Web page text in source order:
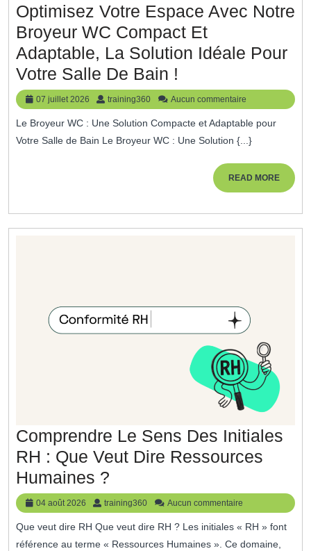
Optimisez Votre Espace Avec Notre
Broyeur WC Compact Et
Adaptable, La Solution Idéale Pour
Votre Salle De Bain !
Votre
Espace
Avec
Broyeur
Compact
Solution
Pour
Votre
Salle
Bain
!
07 juillet 2026
07
juillet
2026
training360 training360
Aucun commentaire
Le Broyeur WC : Une Solution Compacte et Adaptable pour
Votre Salle de Bain Le Broyeur WC : Une Solution {...}
READ MOREREAD
MORE
Comprendre Le Sens Des Initiales
RH : Que Veut Dire Ressources
Humaines ?
Le
Sens
Des
04 août 2026
04
août
2026
training360 training360
Aucun commentaire
Que veut dire RH Que veut dire RH ? Les initiales « RH » font
référence au terme « Ressources Humaines ». Ce domaine,